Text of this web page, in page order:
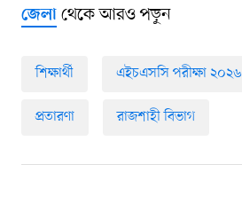
জেলাথেকে আরও পড়ুন
শিক্ষার্থী এইচএসসি পরীক্ষা ২০২৬
প্রতারণা রাজশাহী বিভাগ